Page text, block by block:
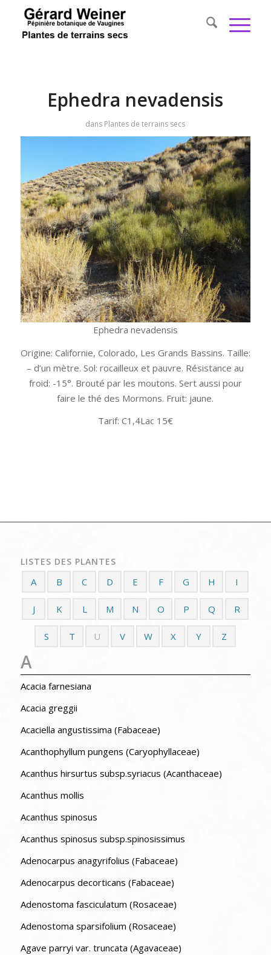
Ephedra nevadensis
dans Plantes de terrains secs
Ephedra nevadensis
Origine: Californie, Colorado, Les Grands Bassins. Taille:
– d’un mètre. Sol: rocailleux et pauvre. Résistance au
froid: -15°. Brouté par les moutons. Sert aussi pour
faire le thé des Mormons. Fruit: jaune.
Tarif: C1,4Lac 15€
LISTES DES PLANTES
A B C D E F G H I
J K L M N O P Q R
S T U V W X Y Z
A
Acacia farnesiana
Acacia greggii
Acaciella angustissima (Fabaceae)
Acanthophyllum pungens (Caryophyllaceae)
Acanthus hirsurtus subsp.syriacus (Acanthaceae)
Acanthus mollis
Acanthus spinosus
Acanthus spinosus subsp.spinosissimus
Adenocarpus anagyrifolius (Fabaceae)
Adenocarpus decorticans (Fabaceae)
Adenostoma fasciculatum (Rosaceae)
Adenostoma sparsifolium (Rosaceae)
Agave parryi var. truncata (Agavaceae)